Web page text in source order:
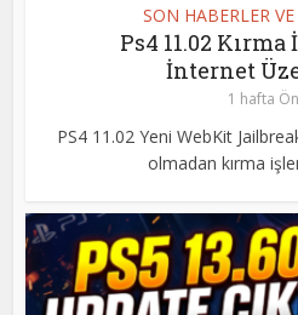
SON HABERLER
Ps4 11.02
İnternet
1 hafta
PS4 11.02 Yeni WebKit
olmadan kırma